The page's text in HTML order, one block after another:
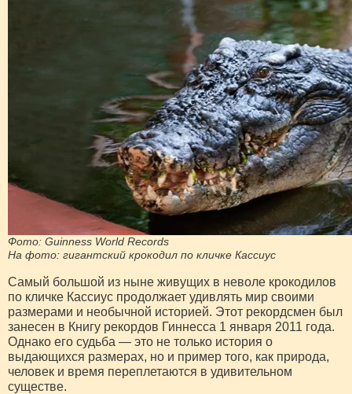
Фото: Guinness World Records
На фото: гигантский крокодил по кличке Кассиус
Самый большой из ныне живущих в неволе крокодилов
по кличке Кассиус продолжает удивлять мир своими
размерами и необычной историей. Этот рекордсмен был
занесен в Книгу рекордов Гиннесса 1 января 2011 года.
Однако его судьба — это не только история о
выдающихся размерах, но и пример того, как природа,
человек и время переплетаются в удивительном
существе.